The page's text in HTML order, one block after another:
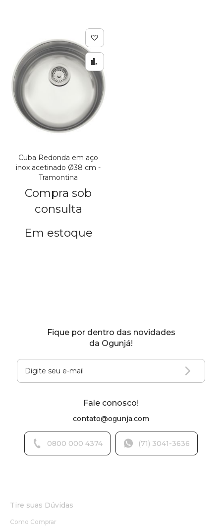
Cuba Redonda em aço
inox acetinado Ø38 cm -
Tramontina
Compra sob
consulta
Em estoque
Adicionar à lista de
Adicionar para
Fique por dentro das novidades
da Ogunjá!
Fale conosco!
contato@ogunja.com
0800 000 4374 (71) 3041-3636
Tire suas Dúvidas
Como Comprar